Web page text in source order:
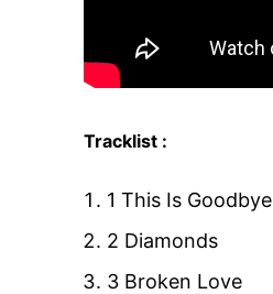
Tracklist :
1 This Is Goodbye
2 Diamonds
3 Broken Love